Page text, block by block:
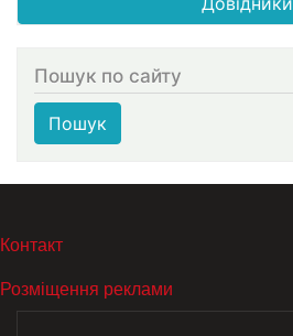
Пошук по сайту
Пошук
МЕНЮ В ПОДВАЛЕ
Контакт
Розміщення реклами